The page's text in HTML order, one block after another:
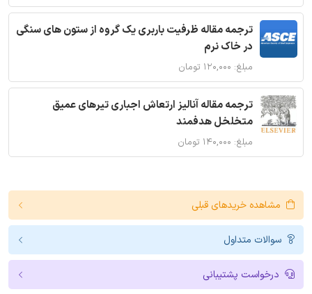
ترجمه مقاله ظرفیت باربری یک گروه از ستون های سنگی
در خاک نرم
مبلغ: ۱۲۰,۰۰۰ تومان
ترجمه مقاله آنالیز ارتعاش اجباری تیرهای عمیق
متخلخل هدفمند
مبلغ: ۱۴۰,۰۰۰ تومان
مشاهده خریدهای قبلی
سوالات متداول
درخواست پشتیبانی